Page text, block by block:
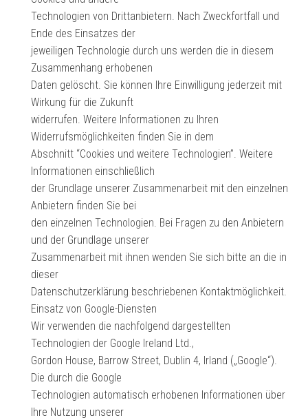
Technologien von Drittanbietern. Nach Zweckfortfall und
Ende des Einsatzes der
jeweiligen Technologie durch uns werden die in diesem
Zusammenhang erhobenen
Daten gelöscht. Sie können Ihre Einwilligung jederzeit mit
Wirkung für die Zukunft
widerrufen. Weitere Informationen zu Ihren
Widerrufsmöglichkeiten finden Sie in dem
Abschnitt “Cookies und weitere Technologien”. Weitere
Informationen einschließlich
der Grundlage unserer Zusammenarbeit mit den einzelnen
Anbietern finden Sie bei
den einzelnen Technologien. Bei Fragen zu den Anbietern
und der Grundlage unserer
Zusammenarbeit mit ihnen wenden Sie sich bitte an die in
dieser
Datenschutzerklärung beschriebenen Kontaktmöglichkeit.
Einsatz von Google-Diensten
Wir verwenden die nachfolgend dargestellten
Technologien der Google Ireland Ltd.,
Gordon House, Barrow Street, Dublin 4, Irland („Google“).
Die durch die Google
Technologien automatisch erhobenen Informationen über
Ihre Nutzung unserer